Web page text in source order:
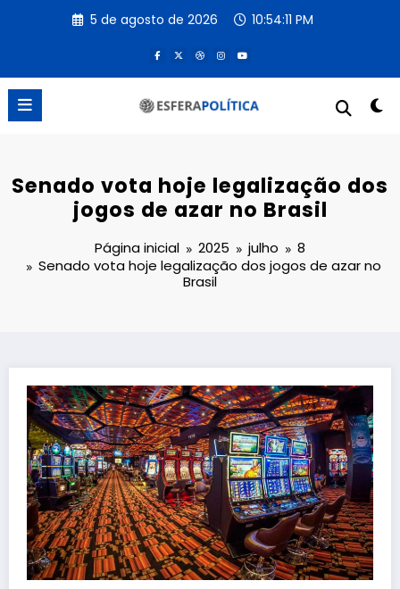
5 de agosto de 2026 10:54:11 PM
Senado vota hoje legalização dos
jogos de azar no Brasil
Página inicial 2025 julho
8
Senado vota hoje legalização dos jogos de azar no
Brasil